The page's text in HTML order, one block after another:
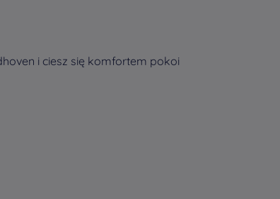
i ciesz się komfortem pokoi